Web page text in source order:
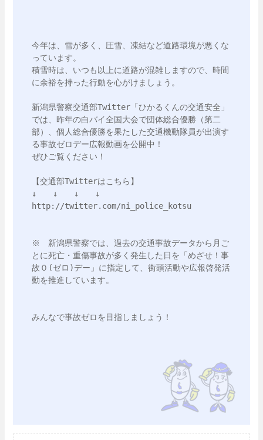
今年は、雪が多く、圧雪、凍結など道路環境が悪くな
っています。
積雪時は、いつも以上に道路が混雑しますので、時間
に余裕を持った行動を心がけましょう。
新潟県警察交通部Twitter「ひかるくんの交通安全」
では、昨年の白バイ全国大会で団体総合優勝（第二
部）、個人総合優勝を果たした交通機動隊員が出演す
る事故ゼロデー広報動画を公開中！
ぜひご覧ください！
【交通部Twitterはこちら】
↓　　↓　　↓　　↓
http://twitter.com/ni_police_kotsu
※　新潟県警察では、過去の交通事故データから月ご
とに死亡・重傷事故が多く発生した日を「めざせ！事
故０(ゼロ)デー」に指定して、街頭活動や広報啓発活
動を推進しています。
みんなで事故ゼロを目指しましょう！